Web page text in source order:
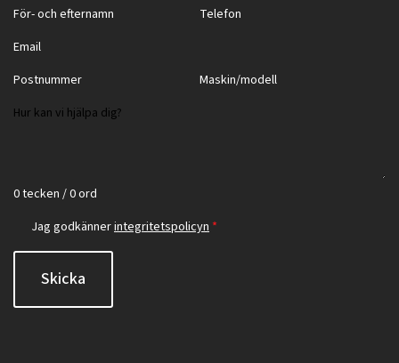
0 tecken / 0 ord
Jag godkännerintegritetspolicyn *
Skicka